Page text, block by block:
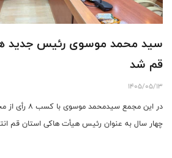
سید محمد موسوی رئیس جدید
قم شد
1405/05/13
چهار سال به عنوان رئیس هیأت هاکی استان قم